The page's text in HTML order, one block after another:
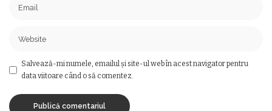
Salvează-mi numele, emailul și site-ul web în acest navigator pentru
data viitoare când o să comentez.